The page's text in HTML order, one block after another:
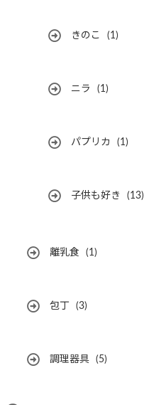
きのこ (1)
ニラ (1)
パプリカ (1)
子供も好き (13)
離乳食 (1)
包丁 (3)
調理器具 (5)